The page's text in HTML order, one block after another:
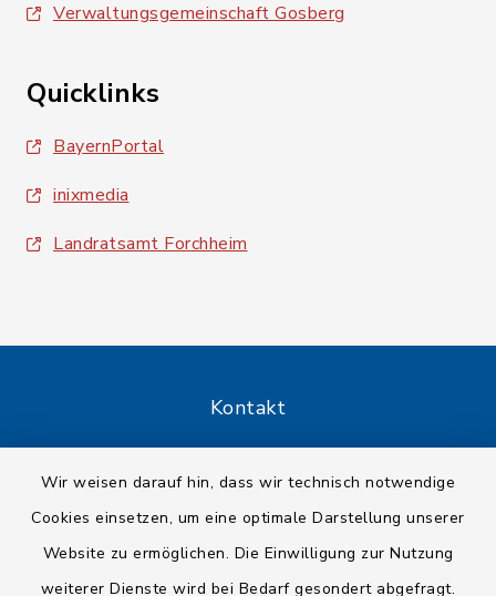
Wir weisen darauf hin, dass wir technisch notwendige
Cookies einsetzen, um eine optimale Darstellung unserer
Website zu ermöglichen. Die Einwilligung zur Nutzung
weiterer Dienste wird bei Bedarf gesondert abgefragt.
Verwaltungsgemeinschaft Gosberg
Quicklinks
BayernPortal
inixmedia
Landratsamt Forchheim
Kontakt
Datenschutz
Impressum